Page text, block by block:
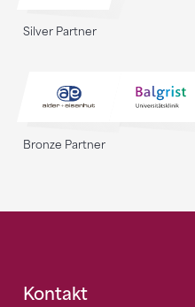
Silver Partner
Bronze Partner
Fusszeile
Kontakt